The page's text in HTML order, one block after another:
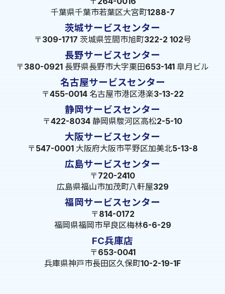
千葉県千葉市若葉区大宮町1288-7
茨城サービスセンター
〒309-1717 茨城県笠間市旭町322-2 102号
長野サービスセンター
〒380-0921 長野県長野市大字栗田653-141 皐月ビル
名古屋サービスセンター
〒455-0014 名古屋市港区港楽3-13-22
静岡サービスセンター
〒422-8034 静岡県駿河区高松2-5-10
大阪サービスセンター
〒547-0001 大阪府大阪市平野区加美北5-13-8
広島サービスセンター
〒720-2410
広島県福山市加茂町八軒屋329
福岡サービスセンター
〒814-0172
福岡県福岡市早良区梅林6-6-29
FC兵庫店
〒653-0041
兵庫県神戸市長田区久保町10-2-19-1F